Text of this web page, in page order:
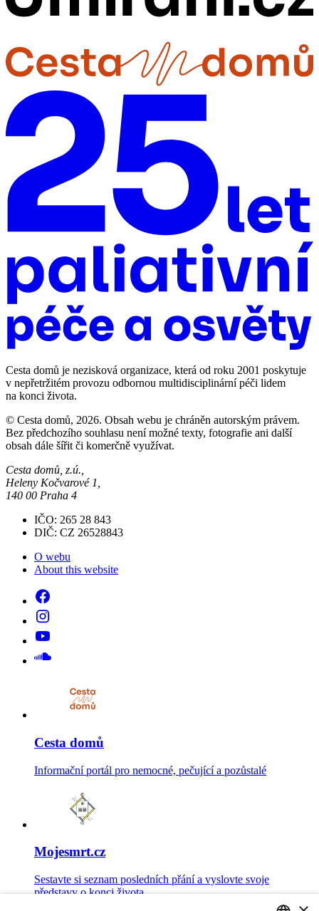
Cesta domů je nezisková organizace, která od roku 2001 poskytuje
v nepřetržitém provozu odbornou multidisciplinární péči lidem
na konci života.
© Cesta domů, 2026. Obsah webu je chráněn autorským právem.
Bez předchozího souhlasu není možné texty, fotografie ani další
obsah dále šířit či komerčně využívat.
Cesta domů, z.ú.,
Heleny Kočvarové 1,
140 00 Praha 4
IČO: 265 28 843
DIČ: CZ 26528843
O webu
About this website
Cesta domů
Informační portál pro nemocné, pečující a pozůstalé
Mojesmrt.cz
Sestavte si seznam posledních přání a vyslovte svoje
představy o konci života